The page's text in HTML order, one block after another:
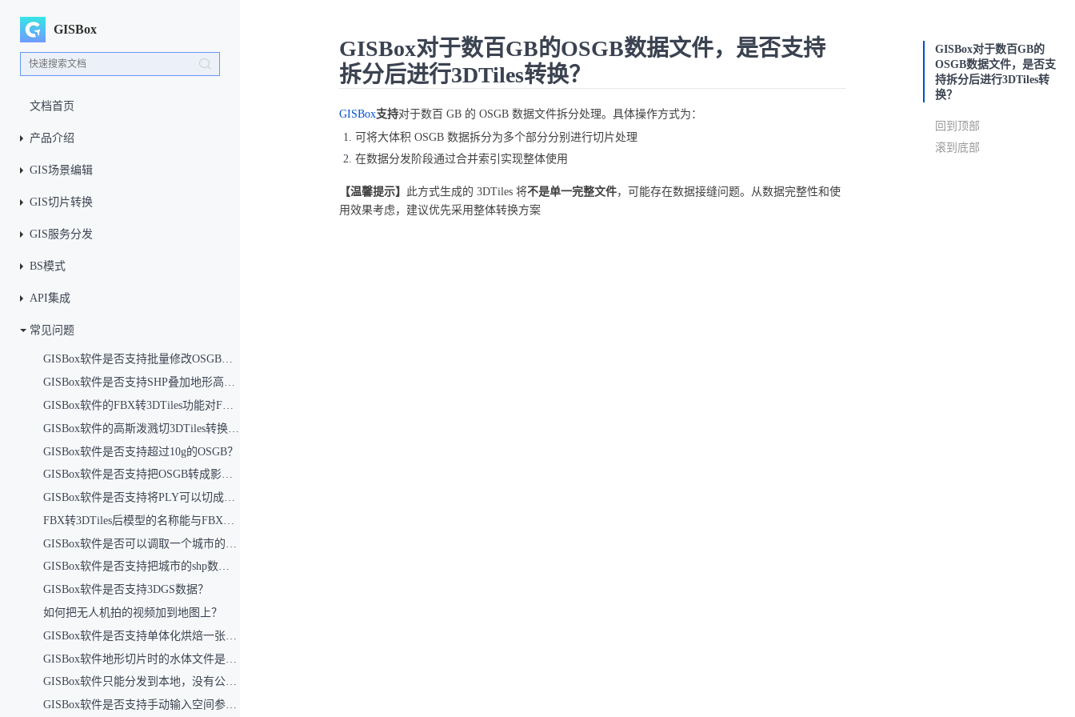
GISBox
文档首页
产品介绍
GIS场景编辑
GIS切片转换
GIS服务分发
BS模式
API集成
常见问题
GISBox软件是否支持批量修改OSGB数据中的反面问题？
GISBox软件是否支持SHP叠加地形高度（即结合DEM文件，使建筑SHP在切片时融入地形高度，并在前端地形数据上呈现）？
GISBox软件的FBX转3DTiles功能对FBX文件大小是否有上限限制？目前支持的最大文件容量是多少？
GISBox软件的高斯泼溅切3DTiles转换功能对文件大小有何限制？
GISBox软件是否支持超过10g的OSGB？
GISBox软件是否支持把OSGB转成影像切片？
GISBox软件是否支持将PLY可以切成3DTiles再反切成OSGB？
GISBox软件是否支持把城市的shp数据批量转换成3DTiles？
GISBox软件是否支持3DGS数据？
如何把无人机拍的视频加到地图上？
GISBox软件是否支持单体化烘焙一张贴图上吗？（将这一张图所涉及模型导出成一个模型）
GISBox软件地形切片时的水体文件是什么文件？
GISBox软件只能分发到本地，没有公共云吗？
GISBox软件是否支持手动输入空间参考？
GISBox对于数百GB的OSGB数据文件，是否支持
拆分后进行3DTiles转换？
GISBox支持对于数百 GB 的 OSGB 数据文件拆分处理。具体操作方式为：
可将大体积 OSGB 数据拆分为多个部分分别进行切片处理
在数据分发阶段通过合并索引实现整体使用
【温馨提示】 此方式生成的 3DTiles 将不是单一完整文件，可能存在数据接缝问题。从数据完整性和使
用效果考虑，建议优先采用整体转换方案
GISBox对于数百GB的
OSGB数据文件，是否支
持拆分后进行3DTiles转
换？
回到顶部
滚到底部